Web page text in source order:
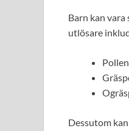
Barn kan vara
utlösare
Dessutom